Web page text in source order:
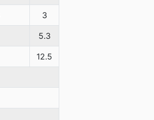
3
5.3
12.5